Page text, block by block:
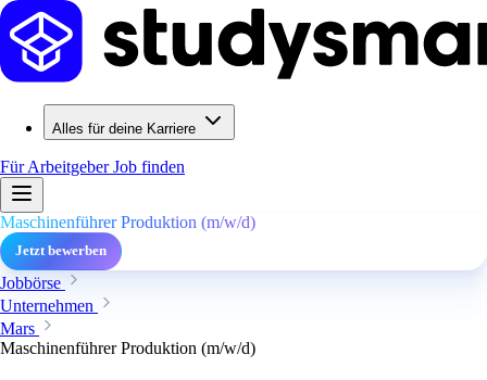
Alles für deine Karriere
Für ArbeitgeberJob finden
Maschinenführer Produktion (m/w/d)
Jetzt bewerben
Jobbörse
Unternehmen
Mars
Maschinenführer Produktion (m/w/d)